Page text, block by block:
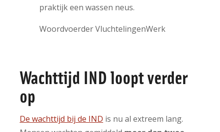
praktijk een wassen neus.
Woordvoerder VluchtelingenWerk
Wachttijd IND loopt verder
op
De wachttijd bij de IND is nu al extreem lang.